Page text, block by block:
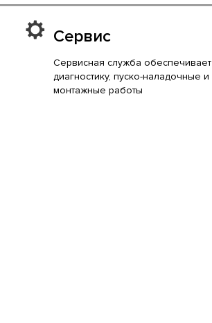
Сервис
Сервисная служба обеспечивает
диагностику, пуско-наладочные и
монтажные работы